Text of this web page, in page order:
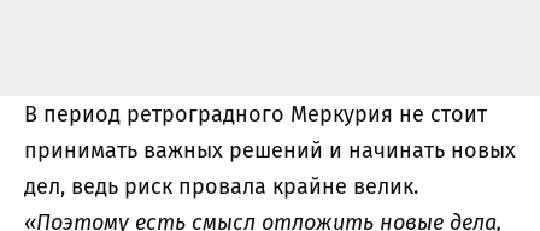
В период ретроградного Меркурия не стоит
принимать важных решений и начинать новых
дел, ведь риск провала крайне велик.
«Поэтому есть смысл отложить новые дела,